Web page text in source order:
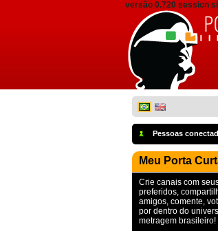
versão 0.720 session
Pessoas
Meu Porta
Crie canais com
preferidos,
amigos, comente,
por dentro do
metragem brasileiro!